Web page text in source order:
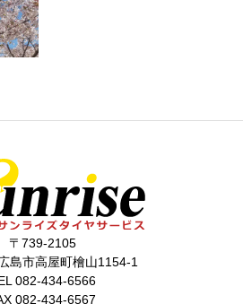
〒739-2105
島市高屋町檜山1154-1
082-434-6566
082-434-6567